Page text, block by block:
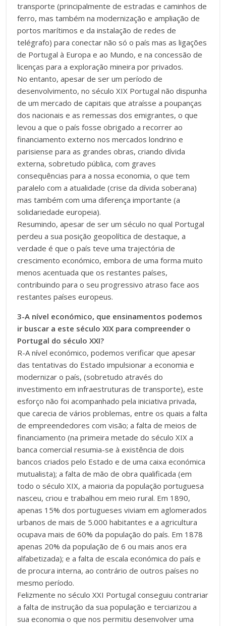
transporte (principalmente de estradas e caminhos de
ferro, mas também na modernização e ampliação de
portos marítimos e da instalação de redes de
telégrafo) para conectar não só o país mas as ligações
de Portugal à Europa e ao Mundo, e na concessão de
licenças para a exploração mineira por privados.
No entanto, apesar de ser um período de
desenvolvimento, no século XIX Portugal não dispunha
de um mercado de capitais que atraísse a poupanças
dos nacionais e as remessas dos emigrantes, o que
levou a que o país fosse obrigado a recorrer ao
financiamento externo nos mercados londrino e
parisiense para as grandes obras, criando dívida
externa, sobretudo pública, com graves
consequências para a nossa economia, o que tem
paralelo com a atualidade (crise da dívida soberana)
mas também com uma diferença importante (a
solidariedade europeia).
Resumindo, apesar de ser um século no qual Portugal
perdeu a sua posição geopolítica de destaque, a
verdade é que o país teve uma trajectória de
crescimento económico, embora de uma forma muito
menos acentuada que os restantes países,
contribuindo para o seu progressivo atraso face aos
restantes países europeus.
3-A nível económico, que ensinamentos podemos
ir buscar a este século XIX para compreender o
Portugal do século XXI?
R-A nível económico, podemos verificar que apesar
das tentativas do Estado impulsionar a economia​ e
modernizar o país, (sobretudo através do
investimento em infraestruturas de transporte), este
esforço não foi acompanhado pela iniciativa privada,
que carecia de vários problemas, entre os quais a falta
de empreendedores com visão; a falta de meios de
financiamento (na primeira metade do século XIX a
banca comercial resumia-se à existência de dois
bancos criados pelo Estado e de uma caixa económica
mutualista); a falta de mão de obra qualificada (em
todo o século XIX, a maioria da população portuguesa
nasceu, criou e trabalhou em meio rural. Em 1890,
apenas 15% dos portugueses viviam em aglomerados
urbanos de mais de 5.000 habitantes e a agricultura
ocupava mais de 60% da população do país. Em 1878
apenas 20% da população de 6 ou mais anos era
alfabetizada); e a falta de escala económica do país e
de procura interna, ao contrário de outros países no
mesmo período.
Felizmente no século XXI Portugal conseguiu contrariar
a falta de instrução da sua população e terciarizou a
sua economia o que nos permitiu desenvolver uma